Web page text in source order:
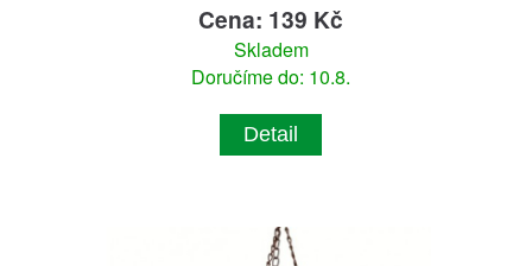
Cena: 139 Kč
Skladem
Doručíme do: 10.8.
Detail